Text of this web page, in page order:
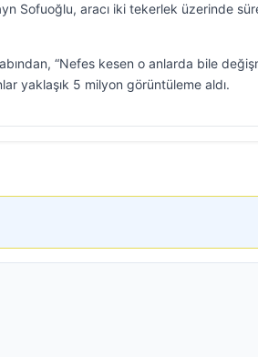
Sofuoğlu, aracı iki tekerlek üzerinde
“Nefes kesen o anlarda bile
yaklaşık 5 milyon görüntüleme aldı.